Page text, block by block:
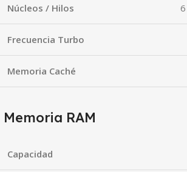
Núcleos / Hilos
Frecuencia Turbo
Memoria Caché
Memoria RAM
Capacidad